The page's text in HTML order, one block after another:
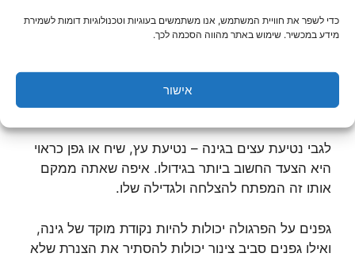
כדי לשפר את חוויית המשתמש, אנו משתמשים בעוגיות וטכנולוגיות דומות לשמירת
מידע במכשיר. שימוש באתר מהווה הסכמה לכך.
אישור
מיוחדת. יש צורך לשלב טוף ומוצרי גינה כמו פסלים או
מזרקות על מנת להפוך את הגינה שלך לבאמת משהו
מיוחד.
לגבי נטיעת עצים בגינה – נטיעת עץ, שיח או גפן כראוי
היא הצעד החשוב ביותר בגידולו. איפה שאתה ממקם
אותו זה המפתח להצלחה ולגדילה שלו.
גפנים על הפרגולה יכולות להיות נקודת מוקד של גינה,
ואילו גפנים סביב צינור יכולות להסתיר את הצנרת שלא